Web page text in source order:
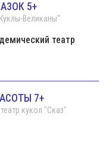
5+
Великаны"
театр
7+
кукол "Сказ"